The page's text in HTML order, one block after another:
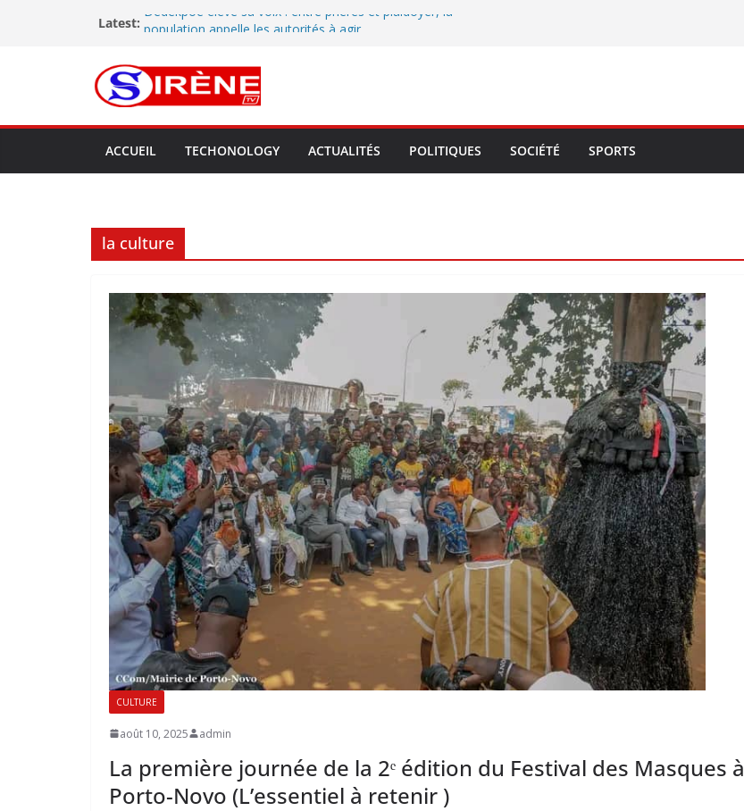
Latest: Dédékpoè élève sa voix : entre prières et plaidoyer, la
commune d’Athiémé: Un pas de géant pour le maire François
Cossy Assou
Lokossa sous les projecteurs : l’ONG Regard du Libérateur
révèle et célèbre les talents artistiques du Mono et du Couffo
66ᵉ anniversaire de l’indépendance du Bénin : Ouidah en fête,
perspectives d’avenir
ACCUEIL TECHONOLOGY ACTUALITÉS POLITIQUES SOCIÉTÉ SPORTS
la culture
CULTURE
août 10, 2025 admin
La première journée de la 2ᵉ édition du Festival des Masques à
Porto-Novo (L’essentiel à retenir )